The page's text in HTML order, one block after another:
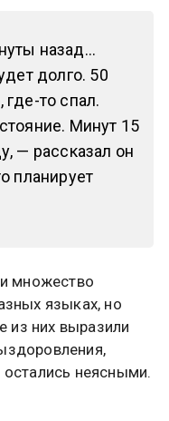
назад…
долго. 50
то спал.
Минут 15
— рассказал он
планирует
множество
языках, но
из них выразили
неясными.